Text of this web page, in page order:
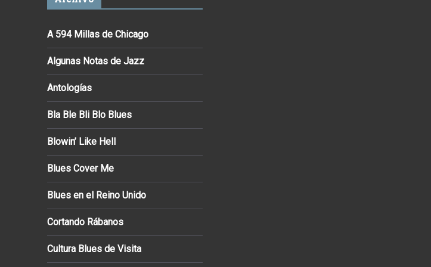
A 594 Millas de Chicago
Algunas Notas de Jazz
Antologías
Bla Ble Bli Blo Blues
Blowin’ Like Hell
Blues Cover Me
Blues en el Reino Unido
Cortando Rábanos
Cultura Blues de Visita